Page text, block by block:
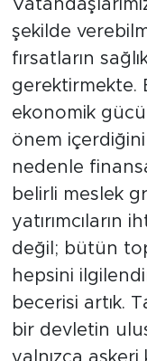
şekilde
fırsatların
gerektirmekte.
ekonomik
önem
nedenle
belirli meslek
yatırımcıların
değil; bütün
hepsini
becerisi artık.
bir devletin